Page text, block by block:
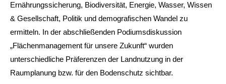
Ernährungssicherung, Biodiversität, Energie, Wasser, Wissen
& Gesellschaft, Politik und demografischen Wandel zu
ermitteln. In der abschließenden Podiumsdiskussion
„Flächenmanagement für unsere Zukunft“ wurden
unterschiedliche Präferenzen der Landnutzung in der
Raumplanung bzw. für den Bodenschutz sichtbar.